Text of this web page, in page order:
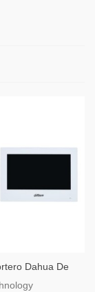
Dahua De
A Dos Hilos